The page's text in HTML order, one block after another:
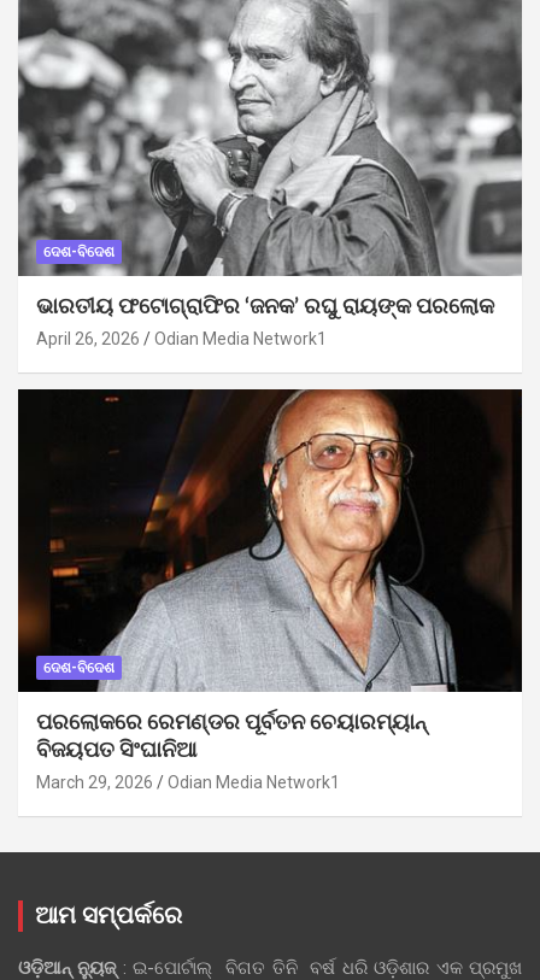
ଦେଶ-ବିଦେଶ
ଭାରତୀୟ ଫଟୋଗ୍ରାଫିର ‘ଜନକ’ ରଘୁ ରାୟଙ୍କ ପରଲୋକ
April 26, 2026 Odian Media Network1
ଦେଶ-ବିଦେଶ
ପରଲୋକରେ ରେମଣ୍ଡର ପୂର୍ବତନ ଚେୟାରମ୍ୟାନ୍
ବିଜୟପତ ସିଂଘାନିଆ
March 29, 2026 Odian Media Network1
ଆମ ସମ୍ପର୍କରେ
ଓଡ଼ିଆନ୍‍ ନ୍ୟୁଜ୍‍: ଇ-ପୋର୍ଟାଲ୍ ବିଗତ ତିନି ବର୍ଷ ଧରି ଓଡ଼ିଶାର ଏକ ପ୍ରମୁଖ